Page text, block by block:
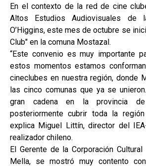
En el contexto de la red de cine
Altos Estudios Audiovisuales de
O’Higgins, este mes de octubre se
Club" en la comuna Mostazal.
“Este convenio es muy importante
estos momentos estamos
cineclubes en nuestra región, donde
las cinco comunas que ya se
gran cadena en la provincia de
posteriormente cubrir toda la
explica Miguel Littín, director del
realizador chileno.
El Gerente de la Corporación
Mella, se mostró muy contento